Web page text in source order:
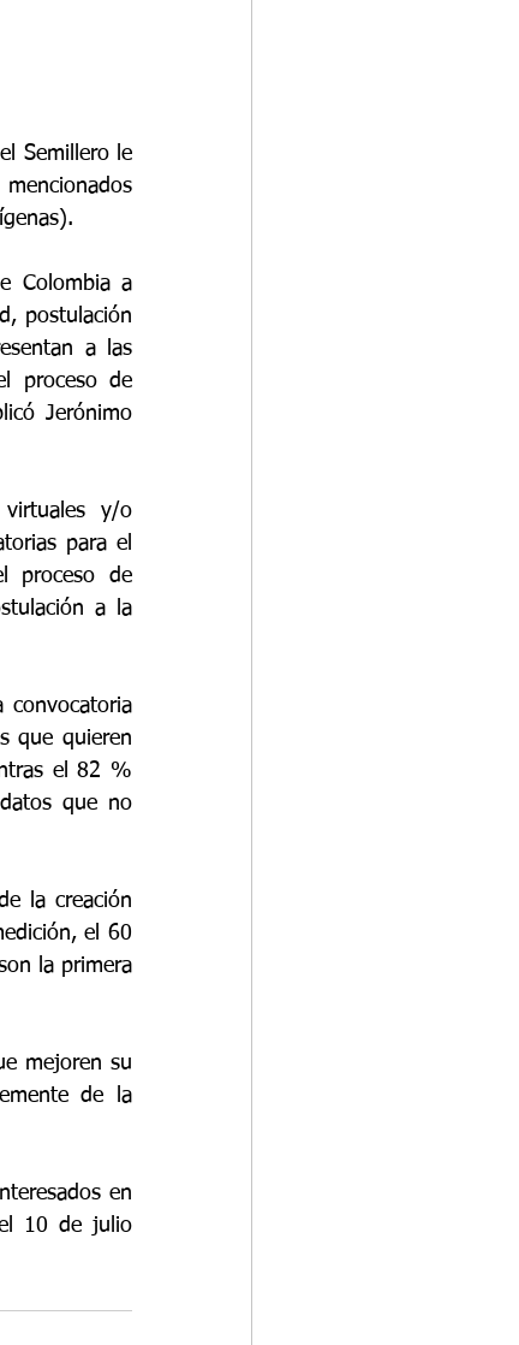
Semillero le
Colombia a
postulación
a las
proceso de
Jerónimo
y/o
para el
proceso de
a la
convocatoria
que quieren
el 82 %
que no
la creación
el 60
la primera
mejoren su
de la
en
el 10 de julio